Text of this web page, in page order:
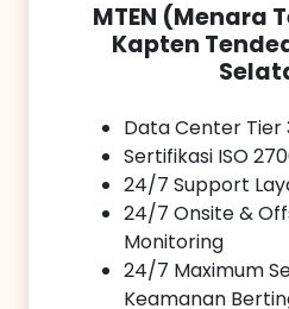
MTEN (Menara
Kapten
Data Center Tier
Sertifikasi ISO
24/7 Support
24/7 Onsite &
Monitoring
24/7 Maximum
Keamanan